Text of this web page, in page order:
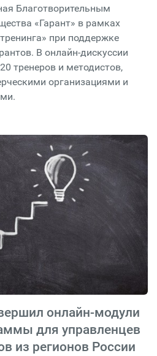
Благотворительным
«Гарант» в рамках
при поддержке
В онлайн-дискуссии
тренеров и методистов,
организациями и
онлайн-модули
для управленцев
из регионов России